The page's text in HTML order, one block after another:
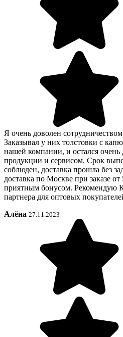
Я очень доволен
Заказывал у них толстовки с
нашей компании, и остался очень
продукции и сервисом. Срок
соблюден, доставка прошла без
доставка по Москве при заказе
приятным бонусом. Рекомендую
партнера для оптовых
Алёна 27.11.2023